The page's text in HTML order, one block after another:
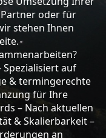
oder für
stehen Ihnen
auf
& termingerechte
für Ihre
– Nach aktuellen
& Skalierbarkeit –
an